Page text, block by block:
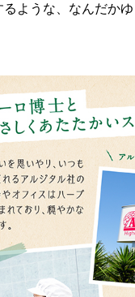
ような、なんだか